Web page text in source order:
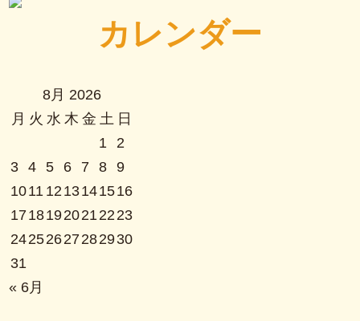
カレンダー
8月 2026
月 火 水 木 金 土 日
1
2
3
4 5 6 7 8
9
1011 1213141516
17181920212223
24252627282930
31
« 6月